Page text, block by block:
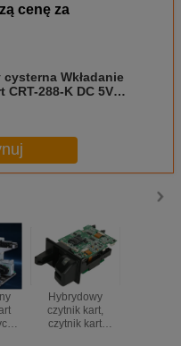
cenę za
Wkładanie
CRT-288-K DC 5V
Hybrydowy
czytnik kart,
czytnik kart